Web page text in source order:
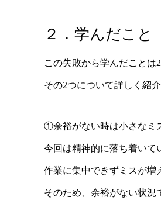
２．学んだこと
この失敗から学んだことは2
その2つについて詳しく紹
①余裕がない時は小さなミ
今回は精神的に落ち着いて
作業に集中できずミスが増
そのため、余裕がない状況